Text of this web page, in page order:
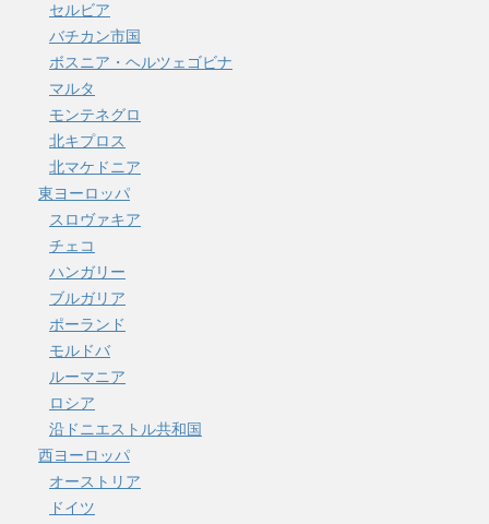
セルビア
バチカン市国
ボスニア・ヘルツェゴビナ
マルタ
モンテネグロ
北キプロス
北マケドニア
東ヨーロッパ
スロヴァキア
チェコ
ハンガリー
ブルガリア
ポーランド
モルドバ
ルーマニア
ロシア
沿ドニエストル共和国
西ヨーロッパ
オーストリア
ドイツ